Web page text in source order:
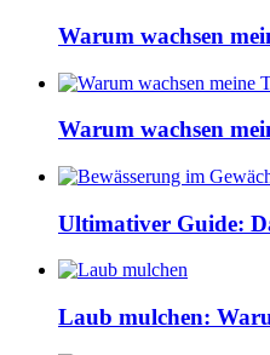
Warum wachsen
Warum wachsen
Ultimativer Guide:
Laub mulchen: